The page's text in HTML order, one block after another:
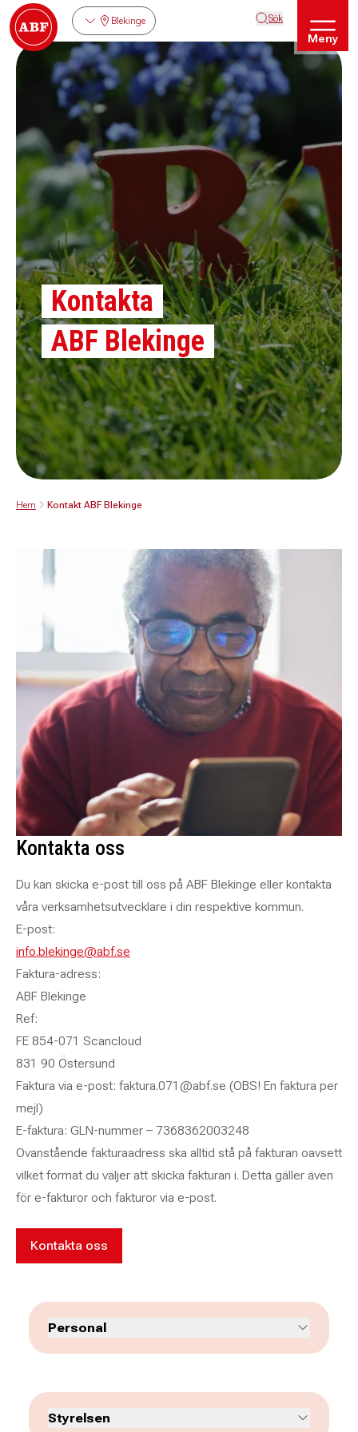
Blekinge Sök
Meny
Kontakta
ABF Blekinge
Hem Kontakt ABF Blekinge
Kontakta oss
Du kan skicka e-post till oss på ABF Blekinge eller kontakta
våra verksamhetsutvecklare i din respektive kommun.
E-post:
info.blekinge@abf.se
Faktura-adress:
ABF Blekinge
Ref:
FE 854-071 Scancloud
831 90 Östersund
Faktura via e-post: faktura.071@abf.se (OBS! En faktura per
mejl)
E-faktura: GLN-nummer – 7368362003248
Ovanstående fakturaadress ska alltid stå på fakturan oavsett
vilket format du väljer att skicka fakturan i. Detta gäller även
för e-fakturor och fakturor via e-post.
Kontakta oss
Personal
0457-171 79
Styrelsen